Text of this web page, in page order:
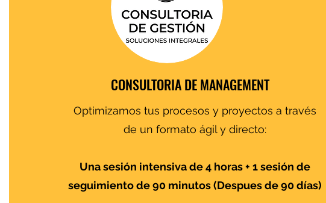
CONSULTORIA DE MANAGEMENT
Optimizamos tus procesos y proyectos a través
de un formato ágil y directo:
Una sesión intensiva de 4 horas + 1 sesión de
seguimiento de 90 minutos (Despues de 90 días)